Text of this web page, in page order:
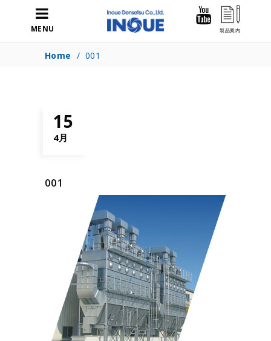
MENU
Home / 001
15
4月
001